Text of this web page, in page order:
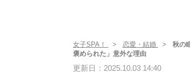
女子SPA！ 恋愛・結婚
秋の
褒められた」意外な理由
更新日：2025.10.03 14:40